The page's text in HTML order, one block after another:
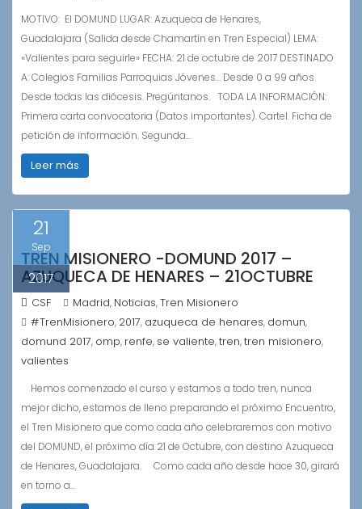
MOTIVO: El DOMUND LUGAR: Azuqueca de Henares,
Guadalajara (Salida desde Chamartín en Tren Especial) LEMA:
«Valientes para seguirle» FECHA: 21 de octubre de 2017 DESTINADO
A: Colegios Familias Parroquias Jóvenes… Desde 0 a 99 años.
Desde todas las diócesis. Pregúntanos. TODA LA INFORMACIÓN:
Primera carta convocatoria (Datos importantes). Cartel. Ficha de
petición de información. Segunda…
Leer más
21
Sep
2017
TREN MISIONERO -DOMUND 2017 –
AZUQUECA DE HENARES – 21OCTUBRE
CSF Madrid, Noticias,Tren Misionero
#TrenMisionero, 2017, azuqueca de henares, domun,
domund 2017, omp, renfe, se valiente,tren,tren misionero,
valientes
Hemos comenzado el curso y estamos a todo tren, nunca
mejor dicho, estamos de lleno preparando el próximo Encuentro,
el Tren Misionero que como cada año celebraremos con motivo
del DOMUND, el próximo día 21 de Octubre, con destino Azuqueca
de Henares, Guadalajara. Como cada año desde hace 30, girará
en torno a…